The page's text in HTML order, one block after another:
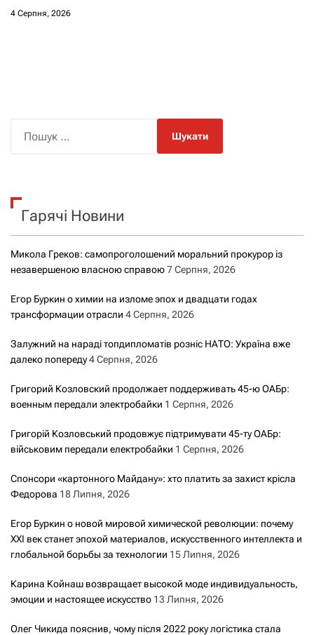
4 Серпня, 2026
к
Гарячі Новини
Микола Греков: самопроголошений моральний прокурор із
незавершеною власною справою7 Серпня, 2026
Егор Буркин о химии на изломе эпох и двадцати годах
трансформации отрасли 4 Серпня, 2026
Залужний на нараді топдипломатів розніс НАТО: Україна вже
далеко попереду4 Серпня, 2026
Григорий Козловский продолжает поддерживать 45-ю ОАБр:
военным передали электробайки 1 Серпня, 2026
Григорій Козловський продовжує підтримувати 45-ту ОАБр:
військовим передали електробайки 1 Серпня, 2026
Спонсори «картонного Майдану»: хто платить за захист крісла
Федорова 18 Липня, 2026
Егор Буркин о новой мировой химической революции: почему
XXI век станет эпохой материалов, искусственного интеллекта и
глобальной борьбы за технологии 15 Липня, 2026
Карина Койнаш возвращает высокой моде индивидуальность,
эмоции и настоящее искусство 13 Липня, 2026
Олег Чикида пояснив, чому після 2022 року логістика стала